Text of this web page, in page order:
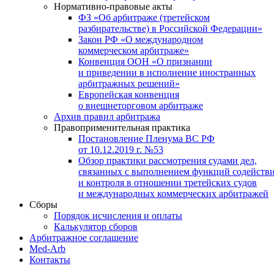
Нормативно-правовые акты
ФЗ «Об арбитраже (третейском
разбирательстве) в Российской Федерации»
Закон РФ «О международном
коммерческом арбитраже»
Конвенция ООН «О признании
и приведении в исполнение иностранных
арбитражных решений»
Европейская конвенция
о внешнеторговом арбитраже
Архив правил арбитража
Правоприменительная практика
Постановление Пленума ВС РФ
от 10.12.2019 г. №53
Обзор практики рассмотрения судами дел,
связанных с выполнением функций
и контроля в отношении третейских судов
и международных коммерческих арбитражей
Сборы
Порядок исчисления и оплаты
Калькулятор сборов
Арбитражное соглашение
Med-Arb
Контакты